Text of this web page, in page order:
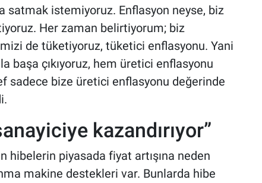
satmak istemiyoruz. Enflasyon neyse, biz
Her zaman belirtiyorum; biz
de tüketiyoruz, tüketici enflasyonu. Yani
başa çıkıyoruz, hem üretici enflasyonu
sadece bize üretici enflasyonu değerinde
kazandırıyor”
hibelerin piyasada fiyat artışına neden
makine destekleri var. Bunlarda hibe